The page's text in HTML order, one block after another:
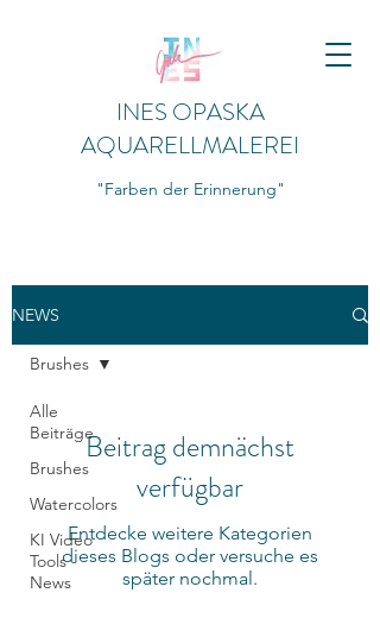
INES OPASKA
AQUARELLMALEREI
"Farben der Erinnerung"
NEWS
Alle
Beiträge
Brushes
Watercolors
KI Video
Tools -
News
Brushes
Beitrag demnächst
verfügbar
Entdecke weitere Kategorien
dieses Blogs oder versuche es
später nochmal.